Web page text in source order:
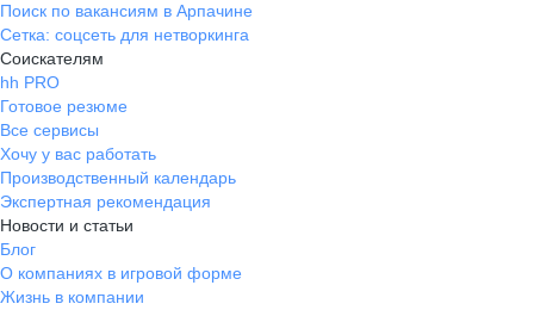
Поиск по вакансиям в Арпачине
Сетка: соцсеть для нетворкинга
Соискателям
hh PRO
Готовое резюме
Все сервисы
Хочу у вас работать
Производственный календарь
Экспертная рекомендация
Новости и статьи
Блог
О компаниях в игровой форме
Жизнь в компании